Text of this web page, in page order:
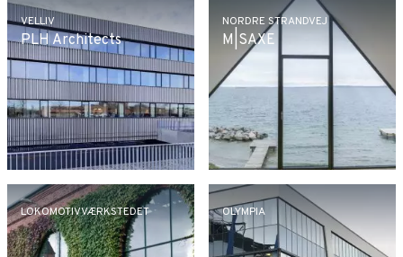
VELLIV
PLH Architects
NORDRE STRANDVEJ
M|SAXE
LOKOMOTIVVÆRKSTEDET OLYMPIA